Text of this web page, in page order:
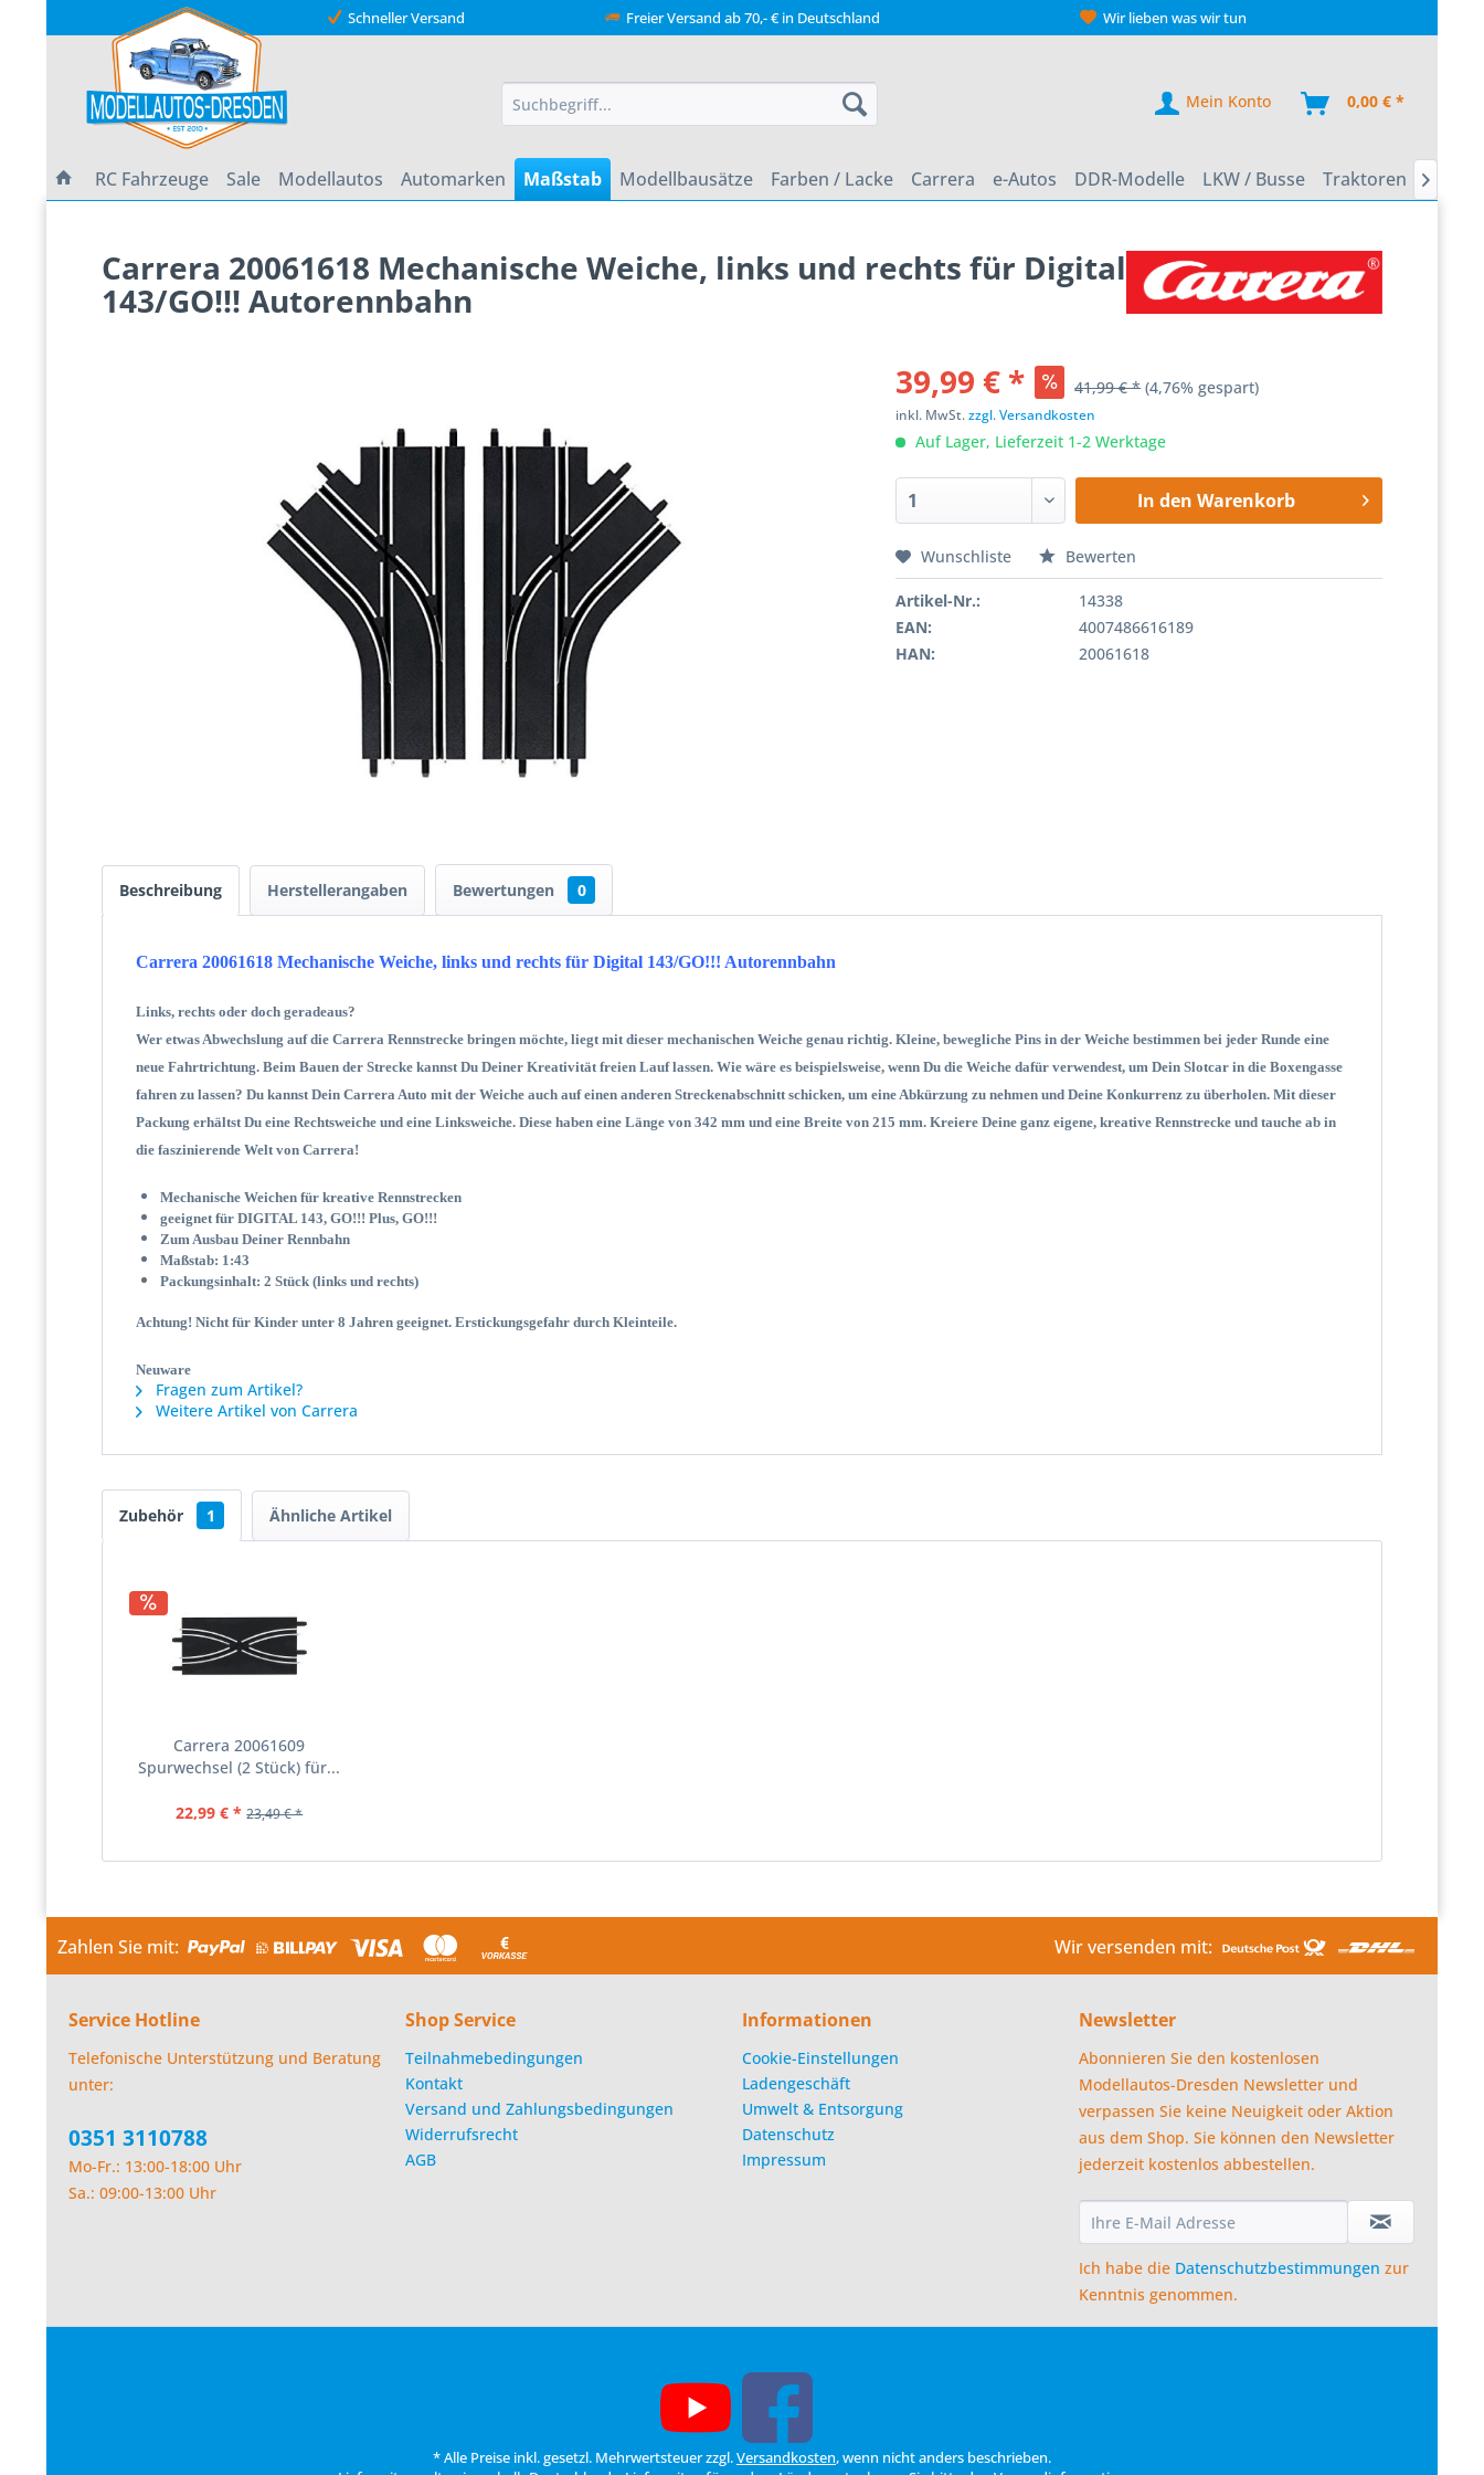
Schneller Versand Freier Versand ab 70,- € in Deutschland Wir lieben was wir tun
Mein Konto 0,00 € *
RC Fahrzeuge Sale Modellautos Automarken Maßstab Modellbausätze Farben / Lacke Carrera e-Autos DDR-Modelle LKW / Busse Traktoren 
Carrera 20061618 Mechanische Weiche, links und rechts für Digital
143/GO!!! Autorennbahn
39,99 € *
41,99 € * (4,76% gespart)
inkl. MwSt.zzgl. Versandkosten
Auf Lager, Lieferzeit 1-2 Werktage
In den Warenkorb
Wunschliste Bewerten
Artikel-Nr.:
14338
EAN:
4007486616189
HAN:
20061618
Beschreibung Herstellerangaben Bewertungen 0
Carrera 20061618 Mechanische Weiche, links und rechts für Digital 143/GO!!! Autorennbahn
Links, rechts oder doch geradeaus?
Wer etwas Abwechslung auf die Carrera Rennstrecke bringen möchte, liegt mit dieser mechanischen Weiche genau richtig. Kleine, bewegliche Pins in der Weiche bestimmen bei jeder Runde eine
neue Fahrtrichtung. Beim Bauen der Strecke kannst Du Deiner Kreativität freien Lauf lassen. Wie wäre es beispielsweise, wenn Du die Weiche dafür verwendest, um Dein Slotcar in die Boxengasse
fahren zu lassen? Du kannst Dein Carrera Auto mit der Weiche auch auf einen anderen Streckenabschnitt schicken, um eine Abkürzung zu nehmen und Deine Konkurrenz zu überholen. Mit dieser
Packung erhältst Du eine Rechtsweiche und eine Linksweiche. Diese haben eine Länge von 342 mm und eine Breite von 215 mm. Kreiere Deine ganz eigene, kreative Rennstrecke und tauche ab in
die faszinierende Welt von Carrera!
Mechanische Weichen für kreative Rennstrecken
geeignet für DIGITAL 143, GO!!! Plus, GO!!!
Zum Ausbau Deiner Rennbahn
Maßstab: 1:43
Packungsinhalt: 2 Stück (links und rechts)
Achtung! Nicht für Kinder unter 8 Jahren geeignet. Erstickungsgefahr durch Kleinteile.
Neuware
Fragen zum Artikel?
Weitere Artikel von Carrera
Zubehör 1 Ähnliche Artikel
Carrera 20061609
Spurwechsel (2 Stück) für...
22,99 € * 23,49 € *
Zahlen Sie mit: Wir versenden mit:
Service Hotline
Telefonische Unterstützung und Beratung
unter:
0351 3110788
Mo-Fr.: 13:00-18:00 Uhr
Sa.: 09:00-13:00 Uhr
Shop Service
Teilnahmebedingungen
Kontakt
Versand und Zahlungsbedingungen
Widerrufsrecht
AGB
Informationen
Cookie-Einstellungen
Ladengeschäft
Umwelt & Entsorgung
Datenschutz
Impressum
Newsletter
Abonnieren Sie den kostenlosen
Modellautos-Dresden Newsletter und
verpassen Sie keine Neuigkeit oder Aktion
aus dem Shop. Sie können den Newsletter
jederzeit kostenlos abbestellen.
Ich habe die Datenschutzbestimmungen zur
Kenntnis genommen.
* Alle Preise inkl. gesetzl. Mehrwertsteuer zzgl.Versandkosten, wenn nicht anders beschrieben.